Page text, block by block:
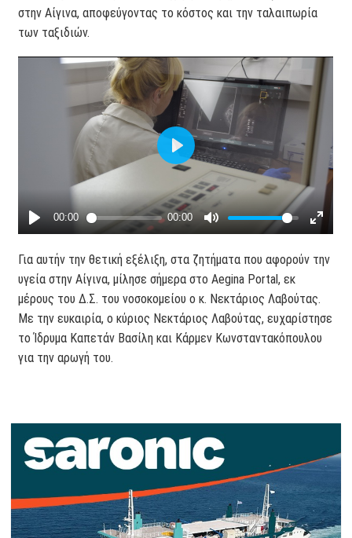
στην Αίγινα, αποφεύγοντας το κόστος και την ταλαιπωρία
των ταξιδιών.
Για αυτήν την θετική εξέλιξη, στα ζητήματα που αφορούν την
υγεία στην Αίγινα, μίλησε σήμερα στο Aegina Portal, εκ
μέρους του Δ.Σ. του νοσοκομείου ο κ. Νεκτάριος Λαβούτας.
Με την ευκαιρία, ο κύριος Νεκτάριος Λαβούτας, ευχαρίστησε
το Ίδρυμα Καπετάν Βασίλη και Κάρμεν Κωνσταντακόπουλου
για την αρωγή του.